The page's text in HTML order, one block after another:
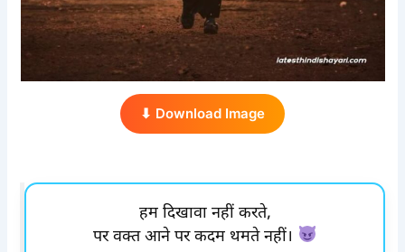
⬇ Download Image
हम दिखावा नहीं करते,
पर वक्त आने पर कदम थमते नहीं।